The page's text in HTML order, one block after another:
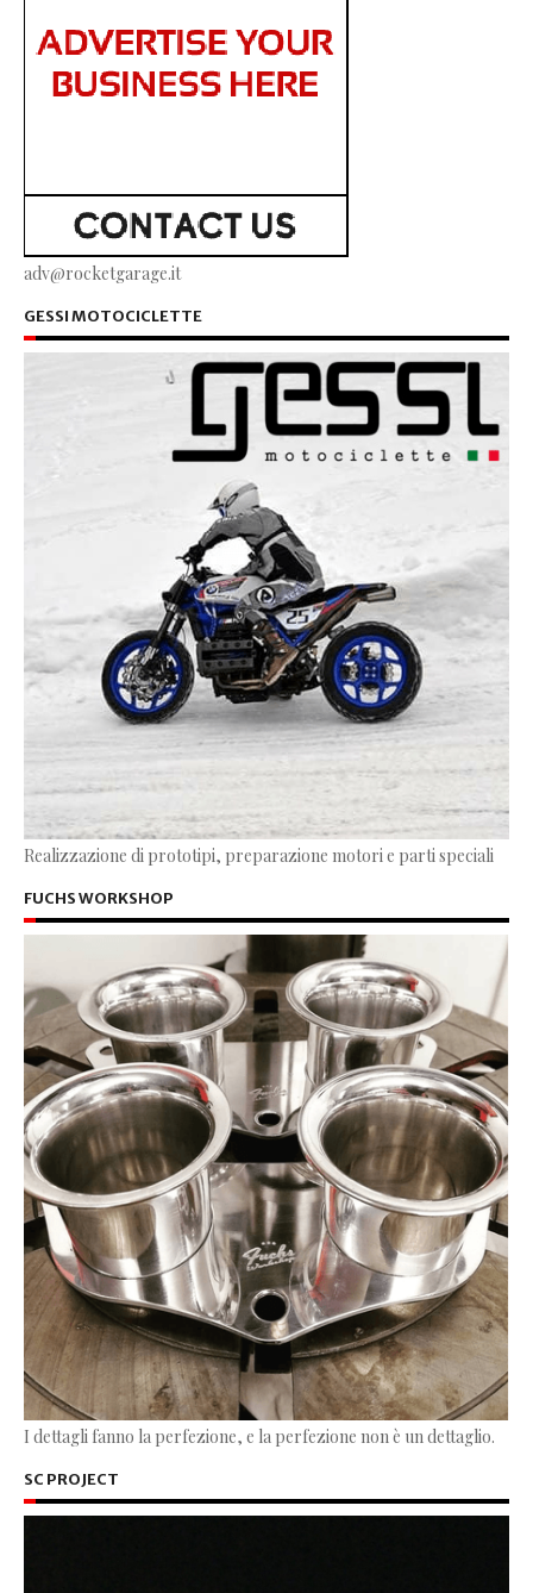
adv@rocketgarage.it
GESSI MOTOCICLETTE
Realizzazione di prototipi, preparazione motori e parti speciali
FUCHS WORKSHOP
I dettagli fanno la perfezione, e la perfezione non è un dettaglio.
SC PROJECT